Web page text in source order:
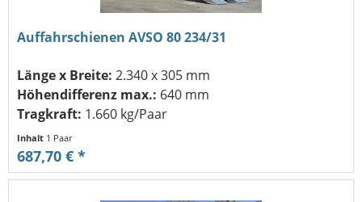
Auffahrschienen AVSO 80 234/31
Länge x Breite: 2.340 x 305 mm
Höhendifferenz max.: 640 mm
Tragkraft: 1.660 kg/Paar
Inhalt 1 Paar
687,70 € *